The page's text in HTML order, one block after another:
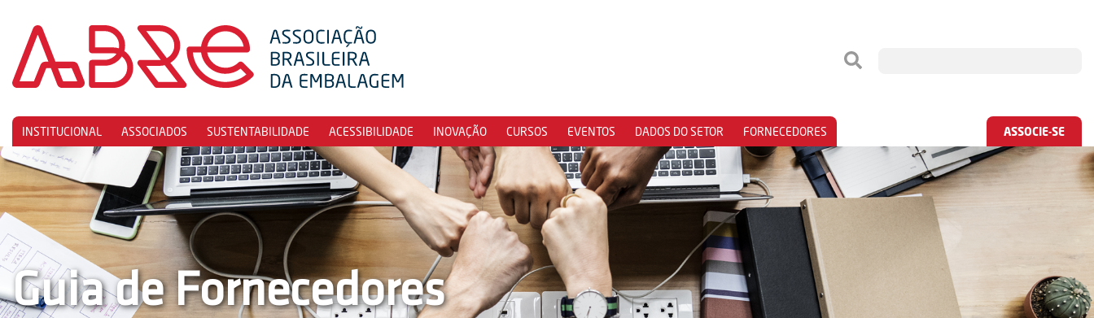
INSTITUCIONAL ASSOCIADOS SUSTENTABILIDADE ACESSIBILIDADE INOVAÇÃO CURSOS EVENTOS DADOS DO SETOR FORNECEDORES ASSOCIE-SE
Guia de Fornecedores